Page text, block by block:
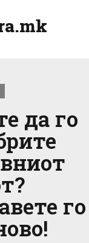
да го
го